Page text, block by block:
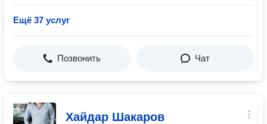
Ещё 37 услуг
Позвонить Чат
Хайдар Шакаров